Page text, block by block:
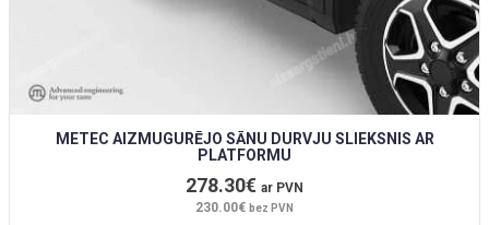
METEC AIZMUGURĒJO SĀNU DURVJU SLIEKSNIS AR
PLATFORMU
278.30€ ar PVN
230.00€ bez PVN